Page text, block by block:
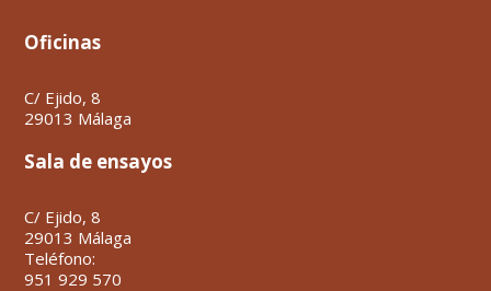
Oficinas
C/ Ejido, 8
29013 Málaga
Sala de ensayos
C/ Ejido, 8
29013 Málaga
Teléfono:
951 929 570